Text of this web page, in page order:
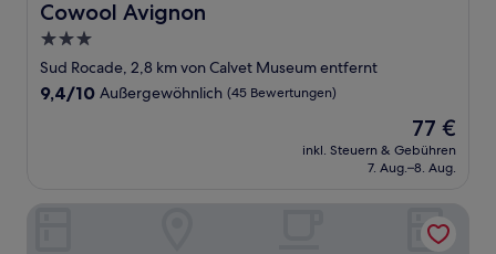
Cowool Avignon
Cowool Avignon
3.0-
Sterne-
Unterkunft
Sud Rocade, 2,8 km von Calvet Museum entfernt
9.4
9,4/10 Außergewöhnlich (45 Bewertungen)
Der
Preis
beträgt
77 €
inkl. Steuern & Gebühren
7. Aug.–8. Aug.